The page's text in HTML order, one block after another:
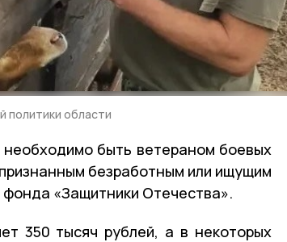
политики области
быть ветераном боевых
безработным или ищущим
«Защитники Отечества».
350 тысяч рублей, а в некоторых